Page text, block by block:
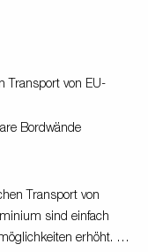
Transport von EU-
Bordwände
Transport von
sind einfach
erhöht. Du